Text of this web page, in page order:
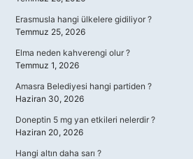
Erasmusla hangi ülkelere gidiliyor ?
Temmuz 25, 2026
Elma neden kahverengi olur ?
Temmuz 1, 2026
Amasra Belediyesi hangi partiden ?
Haziran 30, 2026
Doneptin 5 mg yan etkileri nelerdir ?
Haziran 20, 2026
Hangi altın daha sarı ?